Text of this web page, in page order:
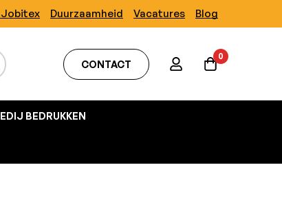
Jobitex Duurzaamheid Vacatures Blog
CONTACT
0
BEDRUKKEN